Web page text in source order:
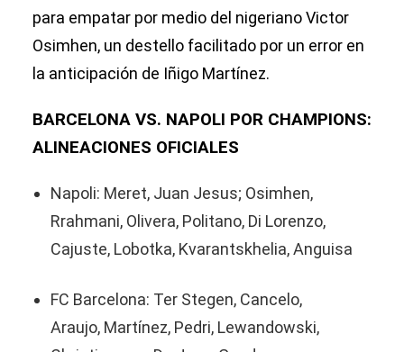
para empatar por medio del nigeriano Victor
Osimhen, un destello facilitado por un error en
la anticipación de Iñigo Martínez.
BARCELONA VS. NAPOLI POR CHAMPIONS:
ALINEACIONES OFICIALES
Napoli: Meret, Juan Jesus; Osimhen,
Rrahmani, Olivera, Politano, Di Lorenzo,
Cajuste, Lobotka, Kvarantskhelia, Anguisa
FC Barcelona: Ter Stegen, Cancelo,
Araujo, Martínez, Pedri, Lewandowski,